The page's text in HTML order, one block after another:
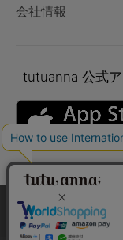
会社情報
tutuanna 公式
本サイトでは、より
ています。詳細につい